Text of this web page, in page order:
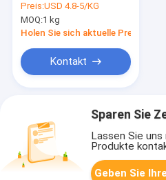
CMYK Ceres-
Lösungsmittel-
basierte Druckfarben
Preis:USD 4.8-5/KG
MOQ:1 kg
Holen Sie sich aktuelle Preis
Kontakt
Sparen Sie
Lassen Sie
Produkte
Geben Sie